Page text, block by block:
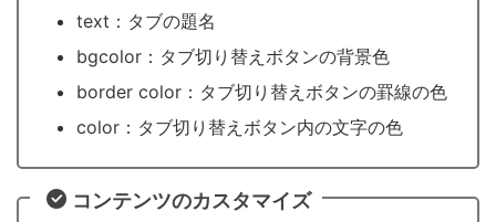
text：タブの題名
bgcolor：タブ切り替えボタンの背景色
border color：タブ切り替えボタンの罫線の色
color：タブ切り替えボタン内の文字の色
コンテンツのカスタマイズ